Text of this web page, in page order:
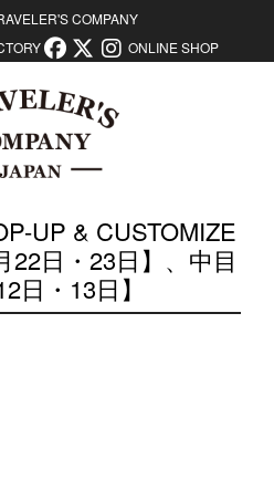
COMPANY
ONLINE SHOP
UP & CUSTOMIZE
22日・23日】、中目
日・13日】